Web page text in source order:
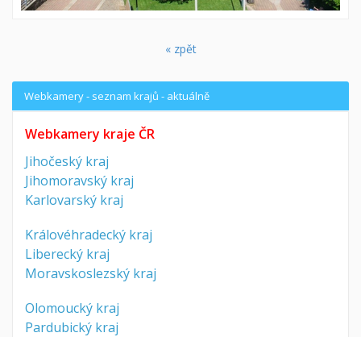
« zpět
Webkamery - seznam krajů - aktuálně
Webkamery kraje ČR
Jihočeský kraj
Jihomoravský kraj
Karlovarský kraj
Královéhradecký kraj
Liberecký kraj
Moravskoslezský kraj
Olomoucký kraj
Pardubický kraj